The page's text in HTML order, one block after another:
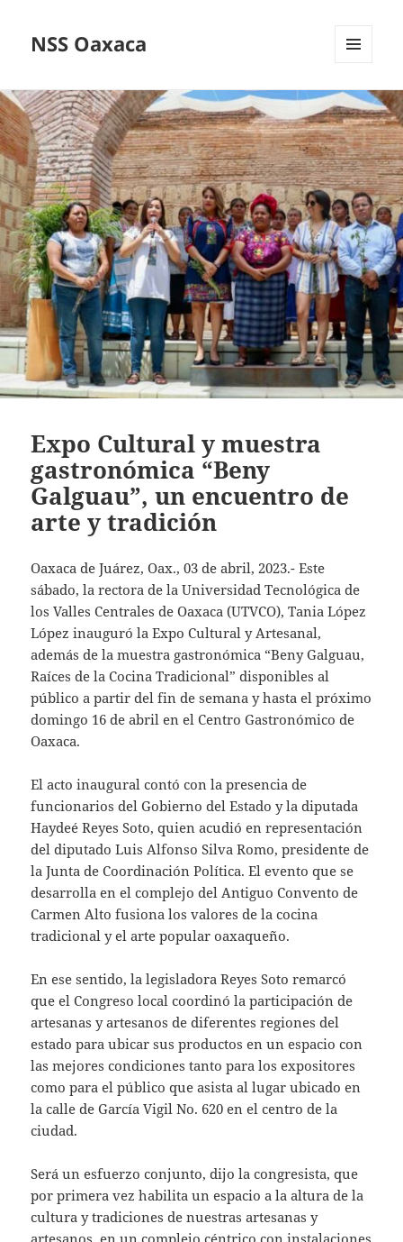
NSS Oaxaca
WIDGETS
Expo Cultural y muestra
gastronómica “Beny
Galguau”, un encuentro de
arte y tradición
Oaxaca de Juárez, Oax., 03 de abril, 2023.- Este
sábado, la rectora de la Universidad Tecnológica de
los Valles Centrales de Oaxaca (UTVCO), Tania López
López inauguró la Expo Cultural y Artesanal,
además de la muestra gastronómica “Beny Galguau,
Raíces de la Cocina Tradicional” disponibles al
público a partir del fin de semana y hasta el próximo
domingo 16 de abril en el Centro Gastronómico de
Oaxaca.
El acto inaugural contó con la presencia de
funcionarios del Gobierno del Estado y la diputada
Haydeé Reyes Soto, quien acudió en representación
del diputado Luis Alfonso Silva Romo, presidente de
la Junta de Coordinación Política. El evento que se
desarrolla en el complejo del Antiguo Convento de
Carmen Alto fusiona los valores de la cocina
tradicional y el arte popular oaxaqueño.
En ese sentido, la legisladora Reyes Soto remarcó
que el Congreso local coordinó la participación de
artesanas y artesanos de diferentes regiones del
estado para ubicar sus productos en un espacio con
las mejores condiciones tanto para los expositores
como para el público que asista al lugar ubicado en
la calle de García Vigil No. 620 en el centro de la
ciudad.
Será un esfuerzo conjunto, dijo la congresista, que
por primera vez habilita un espacio a la altura de la
cultura y tradiciones de nuestras artesanas y